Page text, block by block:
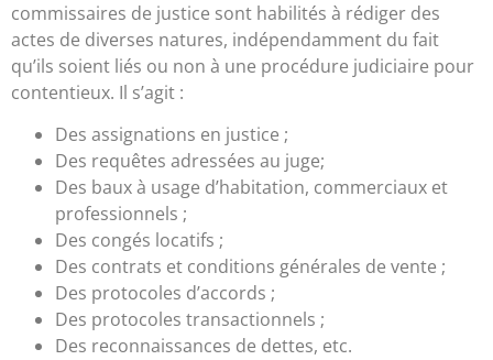
commissaires de justice sont habilités à rédiger des
actes de diverses natures, indépendamment du fait
qu’ils soient liés ou non à une procédure judiciaire pour
contentieux. Il s’agit :
Des assignations en justice ;
Des requêtes adressées au juge;
Des baux à usage d’habitation, commerciaux et
professionnels ;
Des congés locatifs ;
Des contrats et conditions générales de vente ;
Des protocoles d’accords ;
Des protocoles transactionnels ;
Des reconnaissances de dettes, etc.